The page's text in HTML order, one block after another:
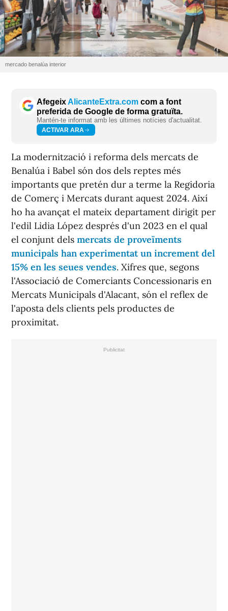
mercado benalúa interior
AfegeixAlicanteExtra.com com a font
preferida de Google de forma gratuïta.
Mantén-te informat amb les últimes notícies d'actualitat.
ACTIVAR ARA
La modernització i reforma dels mercats de
Benalúa i Babel són dos dels reptes més
importants que pretén dur a terme la Regidoria
de Comerç i Mercats durant aquest 2024. Així
ho ha avançat el mateix departament dirigit per
l'edil Lidia López després d'un 2023 en el qual
el conjunt dels mercats de proveïments
municipals han experimentat un increment del
15% en les seues vendes. Xifres que, segons
l'Associació de Comerciants Concessionaris en
Mercats Municipals d'Alacant, són el reflex de
l'aposta dels clients pels productes de
proximitat.